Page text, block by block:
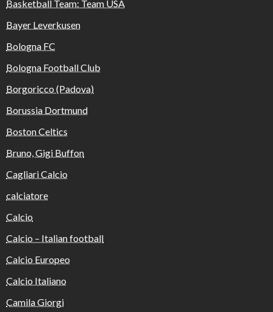
Basketball Team: Team USA
Bayer Leverkusen
Bologna FC
Bologna Football Club
Borgoricco (Padova)
Borussia Dortmund
Boston Celtics
Bruno, Gigi Buffon
Cagliari Calcio
calciatore
Calcio
Calcio – Italian football
Calcio Europeo
Calcio Italiano
Camila Giorgi